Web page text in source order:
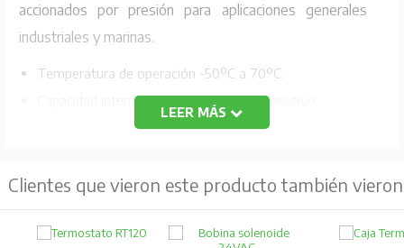
accionados por presión para aplicaciones generales
industriales y marinas.
Temperatura de operación -50ºC a 70ºC.
Capacidad interruptor 10A a 380 VAC Resistivo.
Conexión de presión con rosca hembra 3/8 BSP.
Grado de protección IP66.
LEER MÁS
Clientes que vieron este producto también vieron